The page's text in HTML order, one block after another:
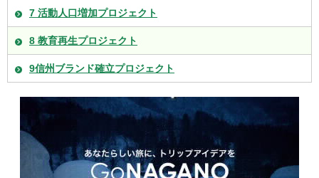
7 活動人口増加プロジェクト
8 教育再生プロジェクト
9信州ブランド確立プロジェクト